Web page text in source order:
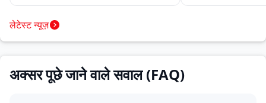
लेटेस्ट न्यूज़
अक्सर पूछे जाने वाले सवाल (FAQ)